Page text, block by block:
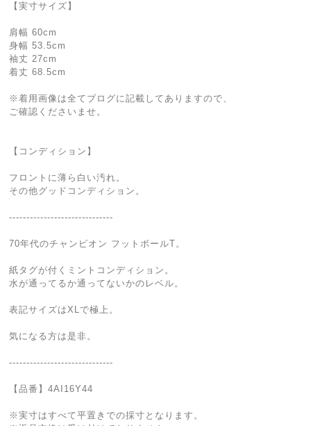
【実寸サイズ】
肩幅 60cm
身幅 53.5cm
袖丈 27cm
着丈 68.5cm
※着用画像は全てブログに記載してありますので、
ご確認くださいませ。
【コンディション】
フロントに薄ら白い汚れ。
その他グッドコンディション。
------------------------------
70年代のチャンピオン フットボールT。
紙タグが付くミントコンディション。
水が通ってるか通ってないかのレベル。
表記サイズはXLで極上。
気になる方は是非。
------------------------------
【品番】4AI16Y44
※実寸はすべて平置きでの採寸となります。